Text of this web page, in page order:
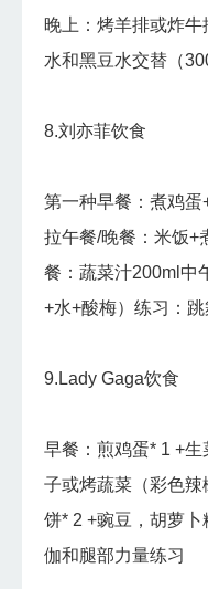
晚上：烤羊排或炸
水和黑豆水交替（
8.刘亦菲饮食
第一种早餐：煮鸡
拉午餐/晚餐：米饭+
餐：蔬菜汁200ml中
+水+酸梅）练习：跳
9.Lady Gaga饮食
早餐：煎鸡蛋* 1 +
子或烤蔬菜（彩色
饼* 2 +豌豆，胡萝
伽和腿部力量练习